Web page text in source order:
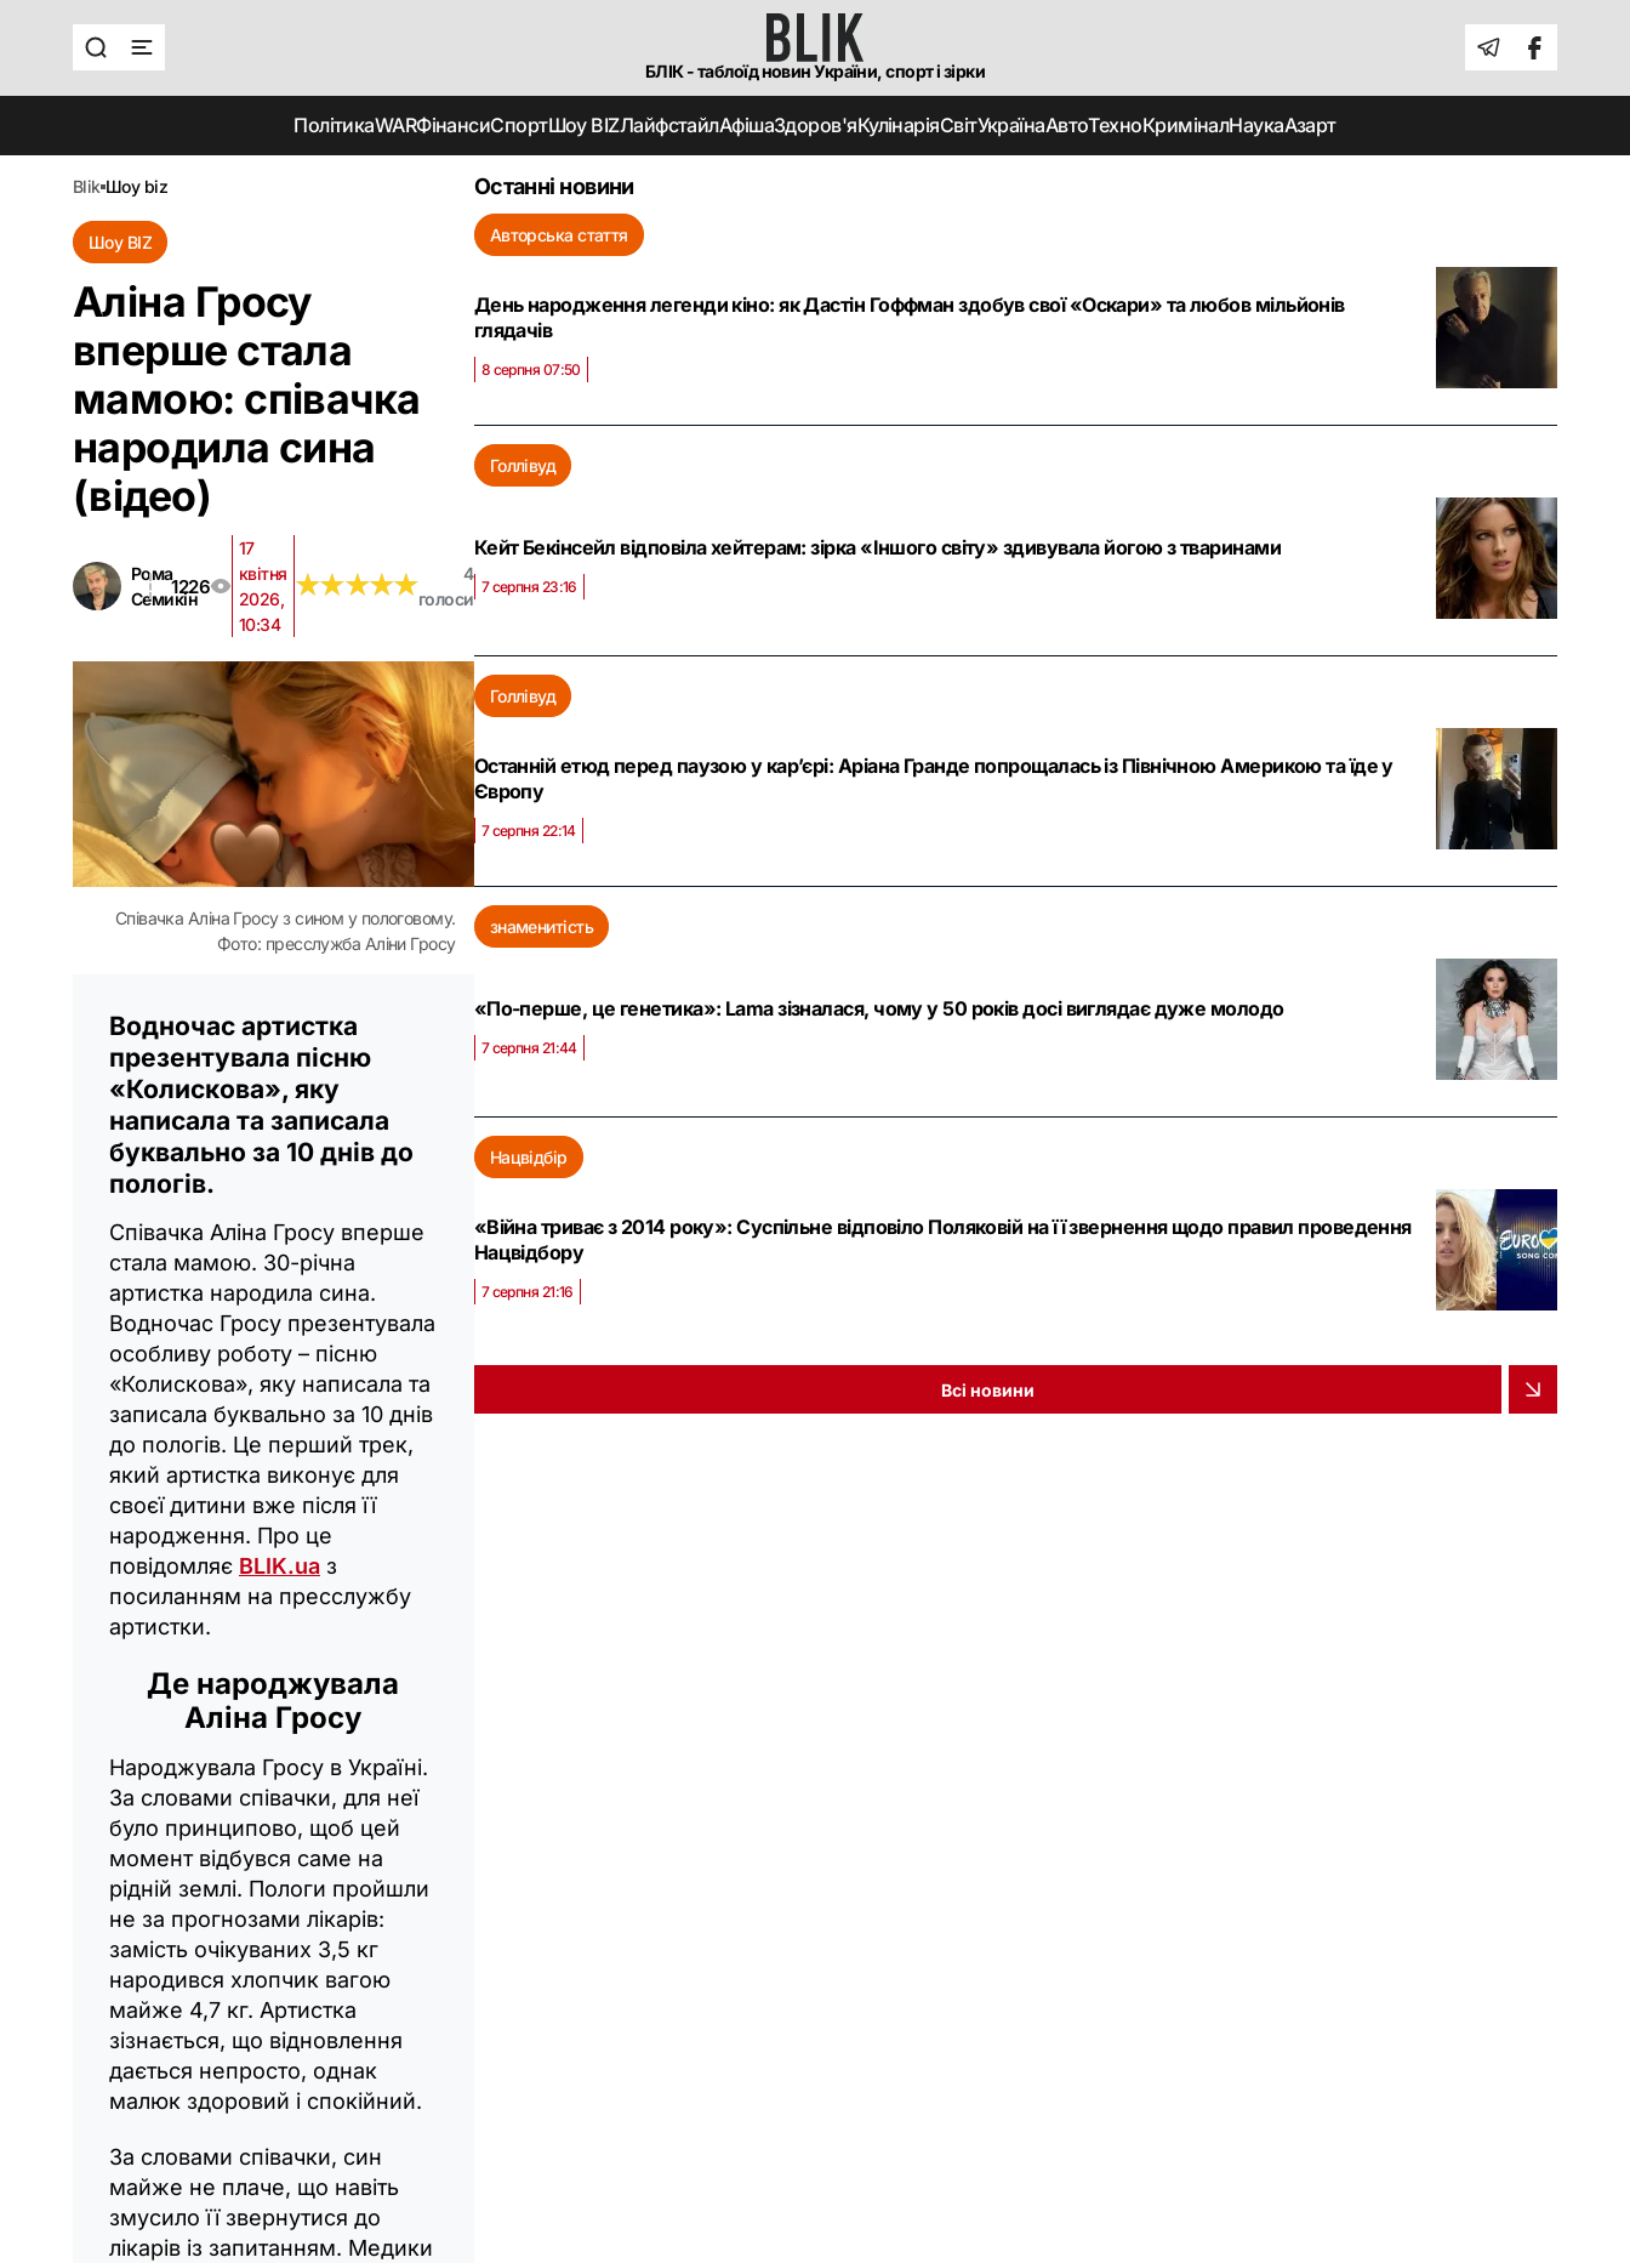
БЛІК - таблоїд новин України, спорт і зірки
ПолітикаWARФінансиСпортШоу BIZЛайфстайлАфішаЗдоров'яКулінаріяСвітУкраїнаАвтоТехноКриміналНаукаАзарт
blik шоу biz
Шоу BIZ
Аліна Гросу
вперше стала
мамою: співачка
народила сина
(відео)
Рома
Семикін
1226
17
квітня
2026,
10:34
★★★★★
★★★★★
4
голоси
Співачка Аліна Гросу з сином у пологовому.
Фото: пресслужба Аліни Гросу
Водночас артистка
презентувала пісню
«Колискова», яку
написала та записала
буквально за 10 днів до
пологів.
Співачка Аліна Гросу вперше
стала мамою. 30-річна
артистка народила сина.
Водночас Гросу презентувала
особливу роботу – пісню
«Колискова», яку написала та
записала буквально за 10 днів
до пологів. Це перший трек,
який артистка виконує для
своєї дитини вже після її
народження. Про це
повідомляє BLIK.ua з
посиланням на пресслужбу
артистки.
Де народжувала
Аліна Гросу
Народжувала Гросу в Україні.
За словами співачки, для неї
було принципово, щоб цей
момент відбувся саме на
рідній землі. Пологи пройшли
не за прогнозами лікарів:
замість очікуваних 3,5 кг
народився хлопчик вагою
майже 4,7 кг. Артистка
зізнається, що відновлення
дається непросто, однак
малюк здоровий і спокійний.
За словами співачки, син
майже не плаче, що навіть
змусило її звернутися до
лікарів із запитанням. Медики
Останні новини
Авторська стаття
День народження легенди кіно: як Дастін Гоффман здобув свої «Оскари» та любов мільйонів
глядачів
8 серпня 07:50
Голлівуд
Кейт Бекінсейл відповіла хейтерам: зірка «Іншого світу» здивувала йогою з тваринами
7 серпня 23:16
Голлівуд
Останній етюд перед паузою у кар’єрі: Аріана Гранде попрощалась із Північною Америкою та їде у
Європу
7 серпня 22:14
знаменитість
«По-перше, це генетика»: Lama зізналася, чому у 50 років досі виглядає дуже молодо
7 серпня 21:44
Нацвідбір
«Війна триває з 2014 року»: Суспільне відповіло Поляковій на її звернення щодо правил проведення
Нацвідбору
7 серпня 21:16
Всі новини